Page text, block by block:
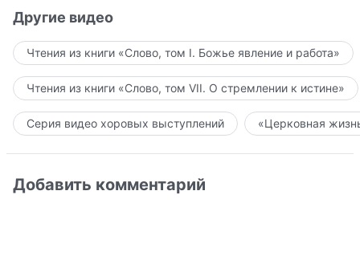
Другие видео
Чтения из книги «Слово, том I. Божье явление и работа»
Чтения из книги «Слово, том VII. О стремлении к истине»
Серия видео хоровых выступлений «Церковная
Добавить комментарий